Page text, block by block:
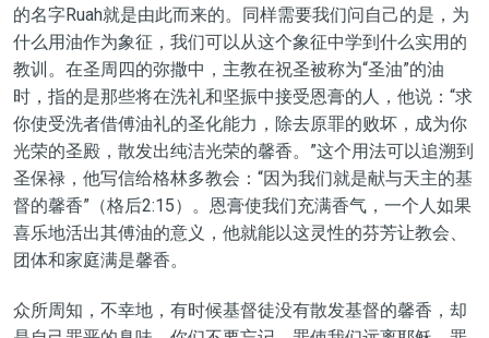
的名字Ruah就是由此而来的。同样需要我们问自己的是 ，为
什么用油作为象征，我们可以从这个象征中学到什么实用的
教训。在圣周四的弥撒中，主教在祝圣被称为“圣油”的油
时， 指的是那些将在洗礼和坚振中接受恩膏的人，他说：“求
你使受洗者借傅油礼的圣化能力，除去原罪的败坏，成为你
光荣的圣殿，散发出纯洁光荣的馨香。 ”这个用法可以追溯到
圣保禄，他写信给格林多教会 ：“因为我们就是献与天主的基
督的馨香”（格后2:15） 。恩膏使我们充满香气，一个人如果
喜乐地活出其傅油的意义，他就能以这灵性的芬芳让教会、
团体和家庭满是馨香。
众所周知，不幸地，有时候基督徒没有散发基督的馨香，却